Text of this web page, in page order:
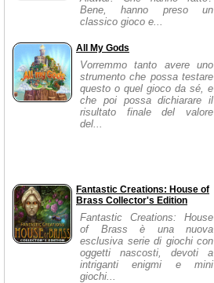
Bene, hanno preso un
classico gioco e...
All My Gods
Vorremmo tanto avere uno
strumento che possa testare
questo o quel gioco da sé, e
che poi possa dichiarare il
risultato finale del valore
del...
Fantastic Creations: House of
Brass Collector's Edition
Fantastic Creations: House
of Brass è una nuova
esclusiva serie di giochi con
oggetti nascosti, devoti a
intriganti enigmi e mini
giochi...